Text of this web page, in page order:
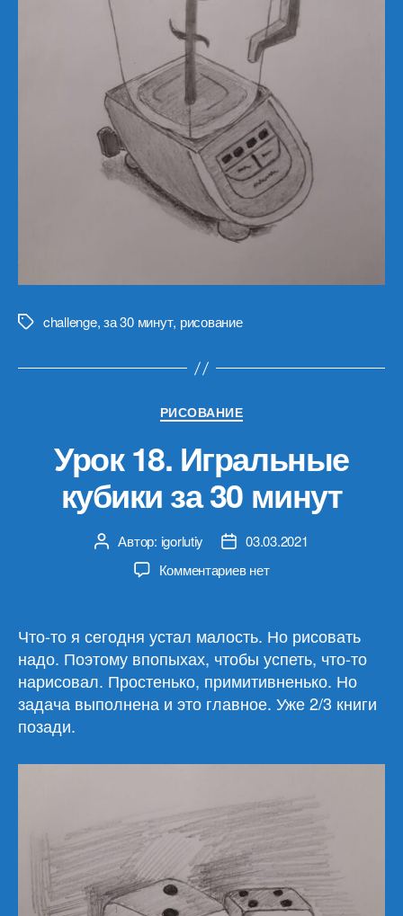
Меткиchallenge,за 30 минут, рисование
Рубрики
РИСОВАНИЕ
Урок 18. Игральные
кубики за 30 минут
Автор
записи
Автор: igorlutiy
Дата03.03.2021
Комментариевк
Игральные
кубики
за
30
нет
Что-то я сегодня устал малость. Но рисовать
надо. Поэтому впопыхах, чтобы успеть, что-то
нарисовал. Простенько, примитивненько. Но
задача выполнена и это главное. Уже 2/3 книги
позади.